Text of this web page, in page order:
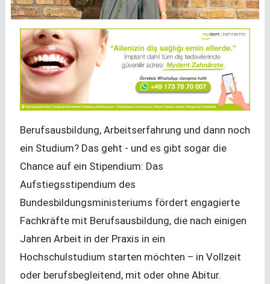
Berufsausbildung, Arbeitserfahrung und dann noch
ein Studium? Das geht - und es gibt sogar die
Chance auf ein Stipendium: Das
Aufstiegsstipendium des
Bundesbildungsministeriums fördert engagierte
Fachkräfte mit Berufsausbildung, die nach einigen
Jahren Arbeit in der Praxis in ein
Hochschulstudium starten möchten – in Vollzeit
oder berufsbegleitend, mit oder ohne Abitur.